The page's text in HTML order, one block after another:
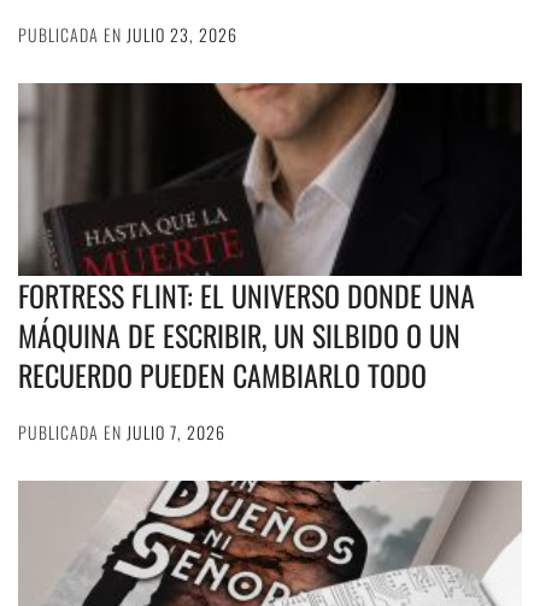
PUBLICADA EN JULIO 23, 2026
FORTRESS FLINT: EL UNIVERSO DONDE UNA
MÁQUINA DE ESCRIBIR, UN SILBIDO O UN
RECUERDO PUEDEN CAMBIARLO TODO
PUBLICADA EN JULIO 7, 2026